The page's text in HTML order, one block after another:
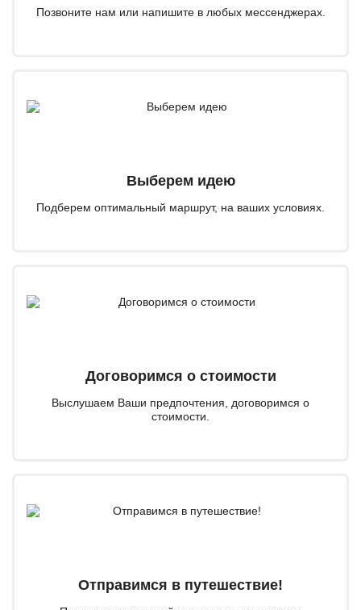
Позвоните нам или напишите в любых мессенджерах.
Выберем идею
Подберем оптимальный маршрут, на ваших условиях.
Договоримся о стоимости
Выслушаем Ваши предпочтения, договоримся о
стоимости.
Отправимся в путешествие!